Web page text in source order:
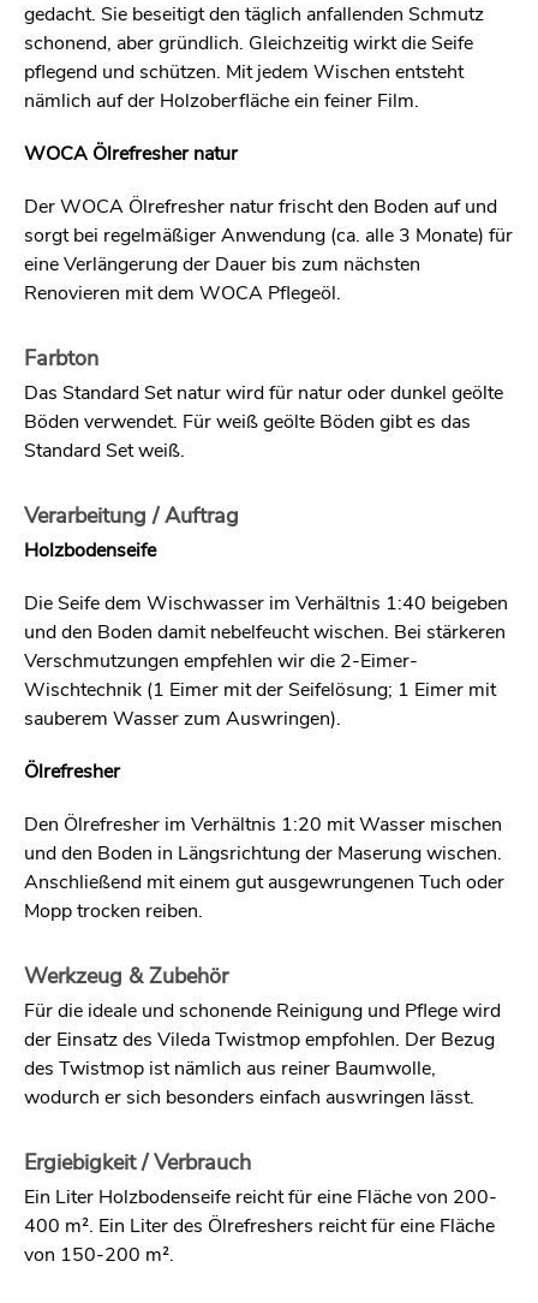
gedacht. Sie beseitigt den täglich anfallenden Schmutz
schonend, aber gründlich. Gleichzeitig wirkt die Seife
pflegend und schützen. Mit jedem Wischen entsteht
nämlich auf der Holzoberfläche ein feiner Film.
WOCA Ölrefresher natur
Der WOCA Ölrefresher natur frischt den Boden auf und
sorgt bei regelmäßiger Anwendung (ca. alle 3 Monate) für
eine Verlängerung der Dauer bis zum nächsten
Renovieren mit dem WOCA Pflegeöl.
Farbton
Das Standard Set natur wird für natur oder dunkel geölte
Böden verwendet. Für weiß geölte Böden gibt es das
Standard Set weiß.
Verarbeitung / Auftrag
Holzbodenseife
Die Seife dem Wischwasser im Verhältnis 1:40 beigeben
und den Boden damit nebelfeucht wischen. Bei stärkeren
Verschmutzungen empfehlen wir die 2-Eimer-
Wischtechnik (1 Eimer mit der Seifelösung; 1 Eimer mit
sauberem Wasser zum Auswringen).
Ölrefresher
Den Ölrefresher im Verhältnis 1:20 mit Wasser mischen
und den Boden in Längsrichtung der Maserung wischen.
Anschließend mit einem gut ausgewrungenen Tuch oder
Mopp trocken reiben.
Werkzeug & Zubehör
Für die ideale und schonende Reinigung und Pflege wird
der Einsatz des Vileda Twistmop empfohlen. Der Bezug
des Twistmop ist nämlich aus reiner Baumwolle,
wodurch er sich besonders einfach auswringen lässt.
Ergiebigkeit / Verbrauch
Ein Liter Holzbodenseife reicht für eine Fläche von 200-
400 m². Ein Liter des Ölrefreshers reicht für eine Fläche
von 150-200 m².